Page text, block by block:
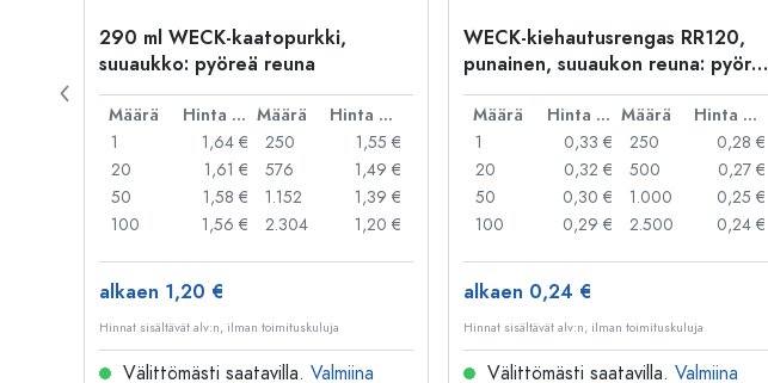
290 ml WECK-kaatopurkki,
suuaukko: pyöreä reuna
Määrä Hinta per kpl Määrä
Hinta per kpl
1
1,64 €
20
1,61 €
50
1,58 €
100
1,56 €
250
1,55 €
576
1,49 €
1.152
1,39 €
2.304
1,20 €
alkaen 1,20 €
Hinnat sisältävät alv:n, ilman toimituskuluja
Välittömästi saatavilla.Valmiina
WECK-kiehautusrengas RR120,
punainen, suuaukon reuna: pyöreä
reuna
Määrä Hinta per kpl Määrä
Hinta per kpl
1
0,33 €
20
0,32 €
50
0,30 €
100
0,29 €
250
0,28 €
500
0,27 €
1.000
0,25 €
2.500
0,24 €
alkaen 0,24 €
Hinnat sisältävät alv:n, ilman toimituskuluja
Välittömästi saatavilla.Valmiina